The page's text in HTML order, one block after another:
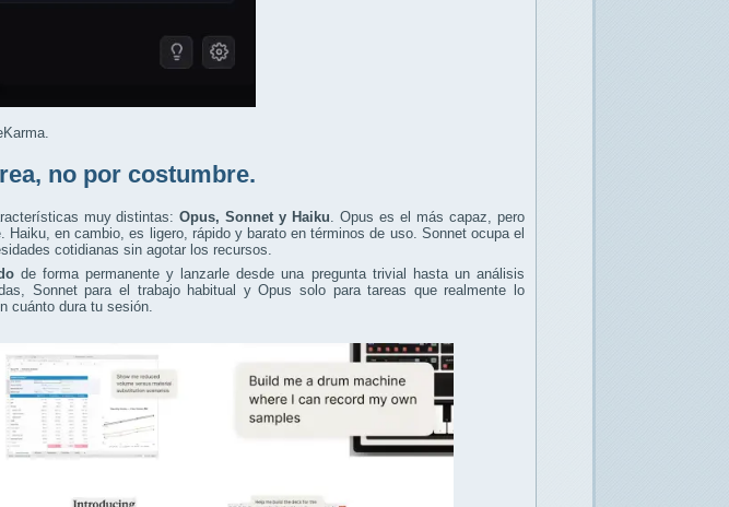
no por costumbre.
muy distintas:Opus, Sonnet y Haiku. Opus es el más capaz, pero
en cambio, es ligero, rápido y barato en términos de uso. Sonnet ocupa el
cotidianas sin agotar los recursos.
de forma permanente y lanzarle desde una pregunta trivial hasta un análisis
Sonnet para el trabajo habitual y Opus solo para tareas que realmente lo
cuánto dura tu sesión.